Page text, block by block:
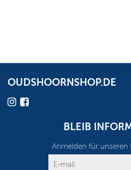
OUDSHOORNSHOP.DE
BLEIB
Anmelden für unseren